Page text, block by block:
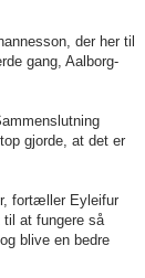
der her til
gang, Aalborg-
gjorde, at det er
fortæller Eyleifur
at fungere så
blive en bedre